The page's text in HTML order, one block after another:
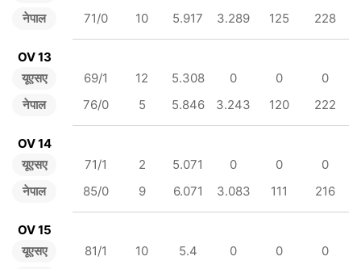
नेपाल
71/0
10 5.917 3.289 125 228
OV 13
यूएसए
नेपाल
69/1 12 5.308 0 0
0
76/0
5 5.846 3.243 120 222
OV 14
यूएसए
नेपाल
71/1 2 5.071 0 0
0
85/0
9 6.071 3.083 111 216
OV 15
यूएसए
81/1 10 5.4 0 0
0